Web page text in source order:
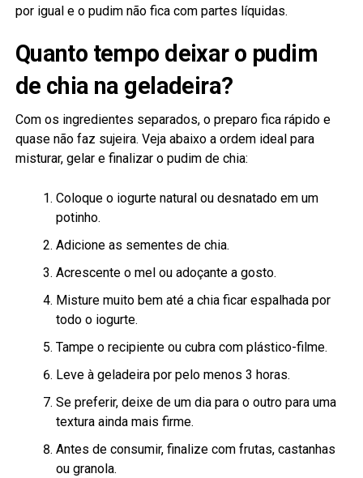
por igual e o pudim não fica com partes líquidas.
Quanto tempo deixar o pudim
de chia na geladeira?
Com os ingredientes separados, o preparo fica rápido e
quase não faz sujeira. Veja abaixo a ordem ideal para
misturar, gelar e finalizar o pudim de chia:
Coloque o iogurte natural ou desnatado em um
potinho.
Adicione as sementes de chia.
Acrescente o mel ou adoçante a gosto.
Misture muito bem até a chia ficar espalhada por
todo o iogurte.
Tampe o recipiente ou cubra com plástico-filme.
Leve à geladeira por pelo menos 3 horas.
Se preferir, deixe de um dia para o outro para uma
textura ainda mais firme.
Antes de consumir, finalize com frutas, castanhas
ou granola.